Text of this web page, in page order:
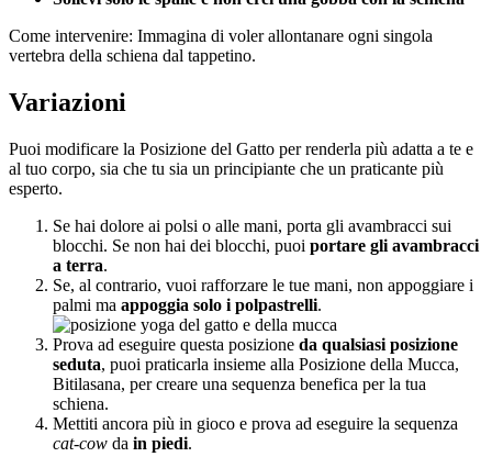
Come intervenire: Immagina di voler allontanare ogni singola
vertebra della schiena dal tappetino.
Variazioni
Puoi modificare la Posizione del Gatto per renderla più adatta a te e
al tuo corpo, sia che tu sia un principiante che un praticante più
esperto.
Se hai dolore ai polsi o alle mani, porta gli avambracci sui
blocchi. Se non hai dei blocchi, puoi portare gli avambracci
a terra.
Se, al contrario, vuoi rafforzare le tue mani, non appoggiare i
palmi ma appoggia solo i polpastrelli.
Prova ad eseguire questa posizione da qualsiasi posizione
seduta, puoi praticarla insieme alla Posizione della Mucca,
Bitilasana, per creare una sequenza benefica per la tua
schiena.
Mettiti ancora più in gioco e prova ad eseguire la sequenza
cat-cow da in piedi.